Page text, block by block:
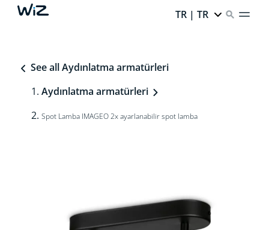
TR | TR
See all Aydınlatma armatürleri
Aydınlatma armatürleri
Spot Lamba IMAGEO 2x ayarlanabilir spot lamba